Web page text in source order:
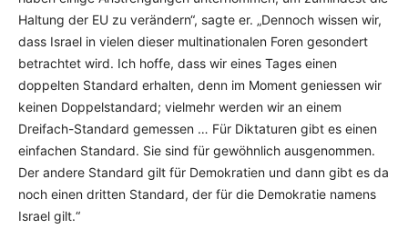
Haltung der EU zu verändern“, sagte er. „Dennoch wissen wir,
dass Israel in vielen dieser multinationalen Foren gesondert
betrachtet wird. Ich hoffe, dass wir eines Tages einen
doppelten Standard erhalten, denn im Moment geniessen wir
keinen Doppelstandard; vielmehr werden wir an einem
Dreifach-Standard gemessen … Für Diktaturen gibt es einen
einfachen Standard. Sie sind für gewöhnlich ausgenommen.
Der andere Standard gilt für Demokratien und dann gibt es da
noch einen dritten Standard, der für die Demokratie namens
Israel gilt.“